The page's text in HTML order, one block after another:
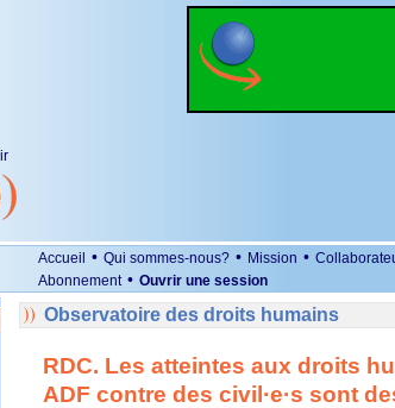
Accueil • Qui sommes-nous? • Mission •
Abonnement • Ouvrir une session
Observatoire des droits humains
RDC. Les atteintes aux droits
ADF contre des civil·e·s sont